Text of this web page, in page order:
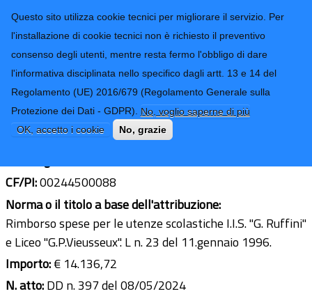
Questo sito utilizza cookie tecnici per migliorare il servizio. Per
l'installazione di cookie tecnici non è richiesto il preventivo
consenso degli utenti, mentre resta fermo l'obbligo di dare
l'informativa disciplinata nello specifico dagli artt. 13 e 14 del
Regolamento (UE) 2016/679 (Regolamento Generale sulla
Protezione dei Dati - GDPR). No, voglio saperne di più
OK, accetto i cookie
No, grazie
Provincia di
Imperia
CONTATTI-URP
TRASPARENZA
Form di ricerca
Comune di Pieve di Teco
Ultimo aggiornamento: 06/03/2026 - 12:11
CF/PI:00244500088
Norma o il titolo a base dell'attribuzione:
Rimborso spese per le utenze scolastiche I.I.S. "G. Ruffini"
e Liceo "G.P.Vieusseux". L n. 23 del 11.gennaio 1996.
Importo:€ 14.136,72
N. atto:DD n. 397 del 08/05/2024